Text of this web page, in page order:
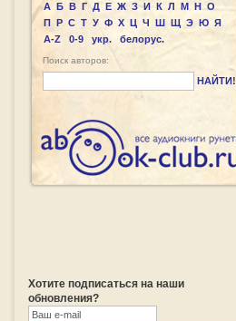
А Б В Г Д Е Ж З И К Л М Н О
П Р С Т У Ф Х Ц Ч Ш Щ Э Ю Я
A-Z
0-9 укр. белорус.
Поиск авторов:
НАЙТИ!
Хотите подписаться на наши
обновления?